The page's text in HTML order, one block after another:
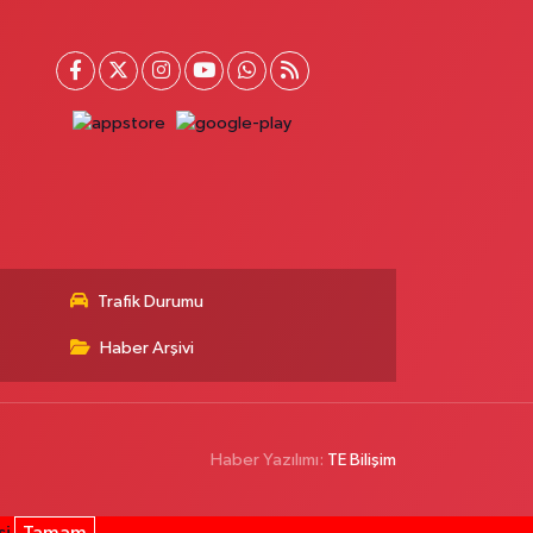
Busem Eczanesi
0 (216) 459 56 70 Yol Tarifi Al
Bostancı Eczanesi
Mahallesi Hoca Ahmet Yesevi Caddesi 142 A
Trafik Durumu
Haber Arşivi
Haber Yazılımı: TE Bilişim